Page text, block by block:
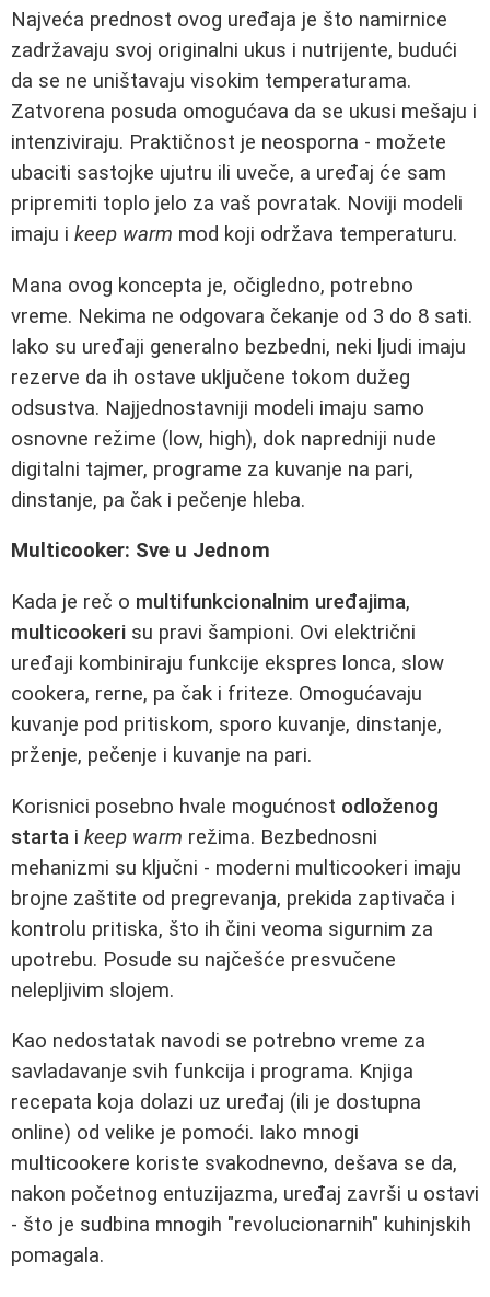
Najveća prednost ovog uređaja je što namirnice
zadržavaju svoj originalni ukus i nutrijente, budući
da se ne uništavaju visokim temperaturama.
Zatvorena posuda omogućava da se ukusi mešaju i
intenziviraju. Praktičnost je neosporna - možete
ubaciti sastojke ujutru ili uveče, a uređaj će sam
pripremiti toplo jelo za vaš povratak. Noviji modeli
imaju i keep warm mod koji održava temperaturu.
Mana ovog koncepta je, očigledno, potrebno
vreme. Nekima ne odgovara čekanje od 3 do 8 sati.
Iako su uređaji generalno bezbedni, neki ljudi imaju
rezerve da ih ostave uključene tokom dužeg
odsustva. Najjednostavniji modeli imaju samo
osnovne režime (low, high), dok napredniji nude
digitalni tajmer, programe za kuvanje na pari,
dinstanje, pa čak i pečenje hleba.
Multicooker: Sve u Jednom
Kada je reč o multifunkcionalnim uređajima,
multicookeri su pravi šampioni. Ovi električni
uređaji kombiniraju funkcije ekspres lonca, slow
cookera, rerne, pa čak i friteze. Omogućavaju
kuvanje pod pritiskom, sporo kuvanje, dinstanje,
prženje, pečenje i kuvanje na pari.
Korisnici posebno hvale mogućnost odloženog
starta i keep warm režima. Bezbednosni
mehanizmi su ključni - moderni multicookeri imaju
brojne zaštite od pregrevanja, prekida zaptivača i
kontrolu pritiska, što ih čini veoma sigurnim za
upotrebu. Posude su najčešće presvučene
nelepljivim slojem.
Kao nedostatak navodi se potrebno vreme za
savladavanje svih funkcija i programa. Knjiga
recepata koja dolazi uz uređaj (ili je dostupna
online) od velike je pomoći. Iako mnogi
multicookere koriste svakodnevno, dešava se da,
nakon početnog entuzijazma, uređaj završi u ostavi
- što je sudbina mnogih "revolucionarnih" kuhinjskih
pomagala.